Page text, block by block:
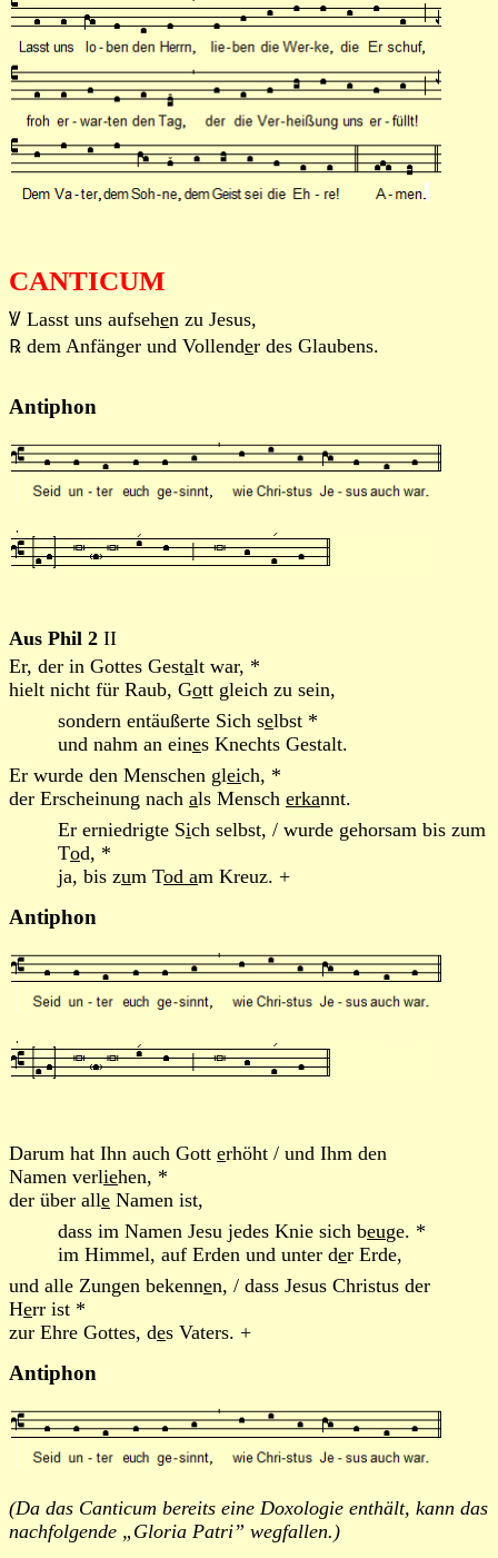
CANTICUM
Ꝟ Lasst uns aufsehen zu Jesus,
℞ dem Anfänger und Vollender des Glaubens.
Antiphon
Aus Phil 2 II
Er, der in Gottes Gestalt war, *
hielt nicht für Raub, Gott gleich zu sein,
sondern entäußerte Sich selbst *
und nahm an eines Knechts Gestalt.
Er wurde den Menschen gleich, *
der Erscheinung nach als Mensch erkannt.
Er erniedrigte Sich selbst, / wurde gehorsam bis zum
Tod, *
ja, bis zum Tod am Kreuz. +
Antiphon
Darum hat Ihn auch Gott erhöht / und Ihm den
Namen verliehen, *
der über alle Namen ist,
dass im Namen Jesu jedes Knie sich beuge. *
im Himmel, auf Erden und unter der Erde,
und alle Zungen bekennen, / dass Jesus Christus der
Herr ist *
zur Ehre Gottes, des Vaters. +
Antiphon
(Da das Canticum bereits eine Doxologie enthält, kann das
nachfolgende „Gloria Patri” wegfallen.)